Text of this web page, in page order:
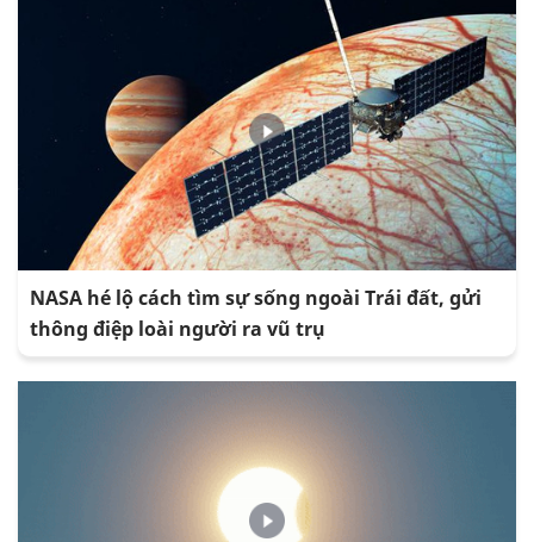
NASA hé lộ cách tìm sự sống ngoài Trái đất, gửi
thông điệp loài người ra vũ trụ